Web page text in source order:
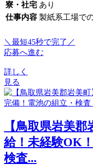
寮・社宅 あり
仕事内容 製紙系工場で
＼最短45秒で完了／
応募へ進む
詳しく
見る
【鳥取県岩美
給！未経験OK
検査...